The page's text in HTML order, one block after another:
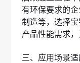
有环保要求的
制造等，选择
产品性能需求，
三、应用场景